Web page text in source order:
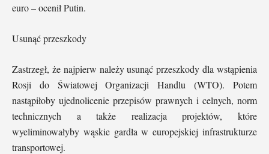
euro – ocenił Putin.
Usunąć przeszkody
Zastrzegł, że najpierw należy usunąć przeszkody dla wstąpienia
Rosji do Światowej Organizacji Handlu (WTO). Potem
nastąpiłoby ujednolicenie przepisów prawnych i celnych, norm
technicznych a także realizacja projektów, które
wyeliminowałyby wąskie gardła w europejskiej infrastrukturze
transportowej.